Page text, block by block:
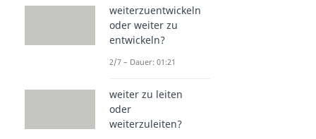
weiterzuentwickeln
oder weiter zu
entwickeln?
2/7 – Dauer: 01:21
weiter zu leiten
oder
weiterzuleiten?